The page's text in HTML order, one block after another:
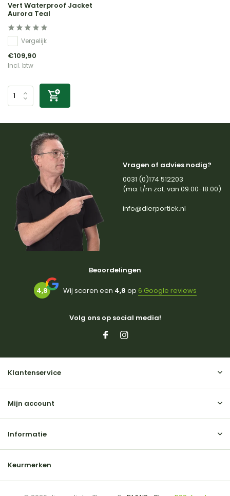
Vert Waterproof Jacket
Aurora Teal
Vergelijk
€109,90
Incl. btw
Vragen of advies nodig?
0031 (0)174 512203
(ma. t/m zat. van 09:00-18:00)
info@dierportiek.nl
Beoordelingen
4,8 Wij scoren een 4,8 op 6 Google reviews
Volg ons op social media!
Klantenservice
Mijn account
Informatie
Keurmerken